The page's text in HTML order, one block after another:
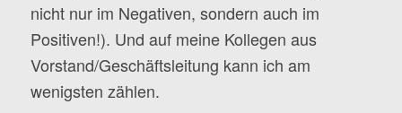
nicht nur im Negativen, sondern auch im
Positiven!). Und auf meine Kollegen aus
Vorstand/Geschäftsleitung kann ich am
wenigsten zählen.